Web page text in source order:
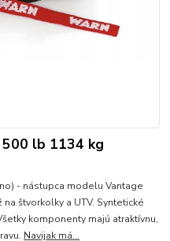
500 lb 1134 kg
- nástupca modelu Vantage
štvorkolky a UTV. Syntetické
komponenty majú atraktívnu,
Navijak má...